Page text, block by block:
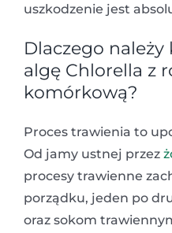
uszkodzenie jest
Dlaczego
algę Chlorella z
komórkową?
Proces trawienia to
Od jamy ustnej przez
procesy trawienne
porządku, jeden po
oraz sokom